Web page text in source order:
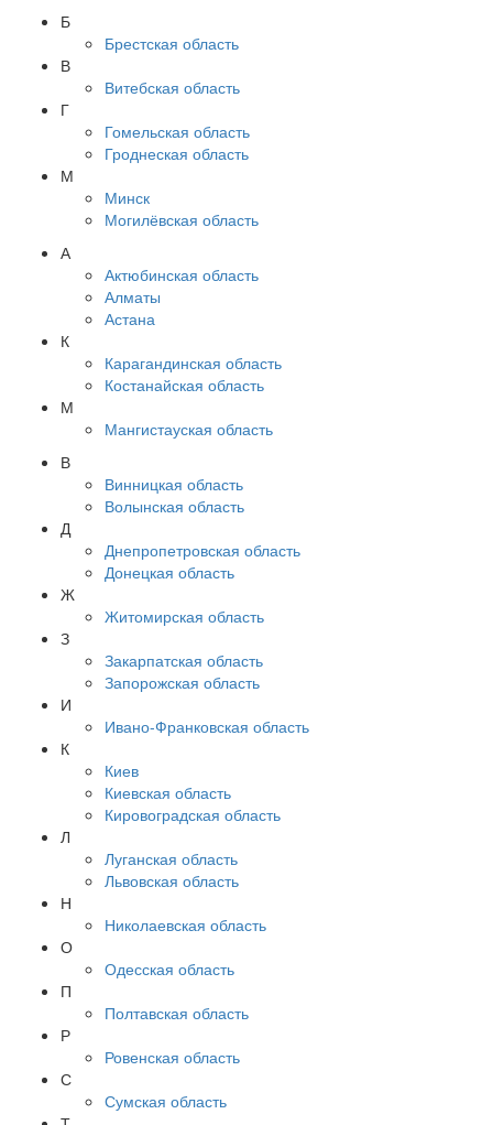
Б
Брестская область
В
Витебская область
Г
Гомельская область
Гроднеская область
М
Минск
Могилёвская область
А
Актюбинская область
Алматы
Астана
К
Карагандинская область
Костанайская область
М
Мангистауская область
В
Винницкая область
Волынская область
Д
Днепропетровская область
Донецкая область
Ж
Житомирская область
З
Закарпатская область
Запорожская область
И
Ивано-Франковская область
К
Киев
Киевская область
Кировоградская область
Л
Луганская область
Львовская область
Н
Николаевская область
О
Одесская область
П
Полтавская область
Р
Ровенская область
С
Сумская область